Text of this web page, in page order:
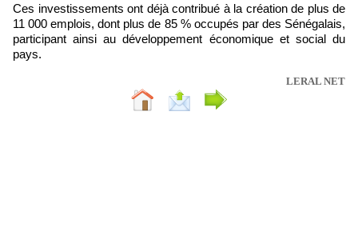
Ces investissements ont déjà contribué à la création de plus de
11 000 emplois, dont plus de 85 % occupés par des Sénégalais,
participant ainsi au développement économique et social du
pays.
LERAL NET